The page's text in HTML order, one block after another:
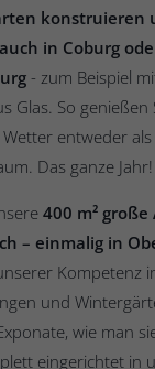
konstruieren
in Coburg
- zum Beispiel
Glas. So genießen
entweder
Das ganze Jahr!
400 m²
– einmalig in
Kompetenz
und
wie man
eingerichtet in